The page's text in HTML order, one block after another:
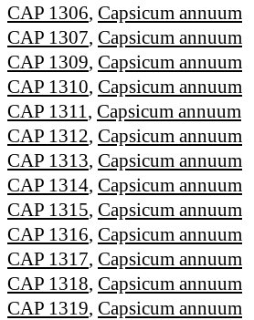
CAP 1306, Capsicum annuum
CAP 1307, Capsicum annuum
CAP 1309, Capsicum annuum
CAP 1310, Capsicum annuum
CAP 1311, Capsicum annuum
CAP 1312, Capsicum annuum
CAP 1313, Capsicum annuum
CAP 1314, Capsicum annuum
CAP 1315, Capsicum annuum
CAP 1316, Capsicum annuum
CAP 1317, Capsicum annuum
CAP 1318, Capsicum annuum
CAP 1319, Capsicum annuum